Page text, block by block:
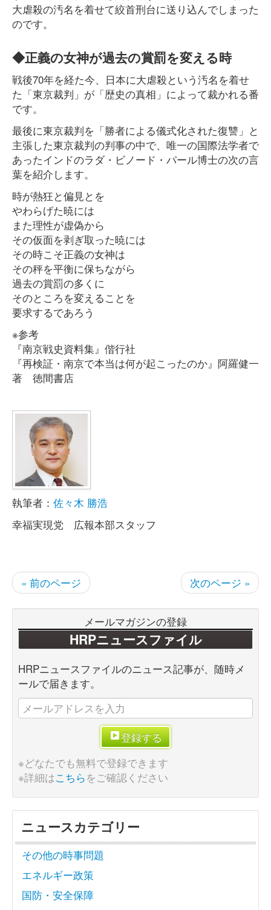
大虐殺の汚名を着せて絞首刑台に送り込んでしまった
のです。
◆正義の女神が過去の賞罰を変える時
戦後70年を経た今、日本に大虐殺という汚名を着せ
た「東京裁判」が「歴史の真相」によって裁かれる番
です。
最後に東京裁判を「勝者による儀式化された復讐」と
主張した東京裁判の判事の中で、唯一の国際法学者で
あったインドのラダ・ビノード・パール博士の次の言
葉を紹介します。
時が熱狂と偏見とを
やわらげた暁には
また理性が虚偽から
その仮面を剥ぎ取った暁には
その時こそ正義の女神は
その秤を平衡に保ちながら
過去の賞罰の多くに
そのところを変えることを
要求するであろう
※参考
『南京戦史資料集』偕行社
『再検証・南京で本当は何が起こったのか』阿羅健一
著 徳間書店
執筆者： 佐々木 勝浩
幸福実現党 広報本部スタッフ
« 前のページ 次のページ »
メールマガジンの登録
HRPニュースファイル
HRPニュースファイルのニュース記事が、随時メ
ールで届きます。
登録する
※どなたでも無料で登録できます
※詳細はこちらをご確認ください
ニュースカテゴリー
その他の時事問題
エネルギー政策
国防・安全保障